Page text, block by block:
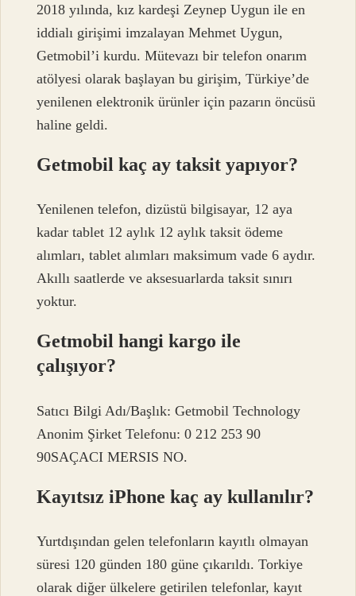
2018 yılında, kız kardeşi Zeynep Uygun ile en
iddialı girişimi imzalayan Mehmet Uygun,
Getmobil’i kurdu. Mütevazı bir telefon onarım
atölyesi olarak başlayan bu girişim, Türkiye’de
yenilenen elektronik ürünler için pazarın öncüsü
haline geldi.
Getmobil kaç ay taksit yapıyor?
Yenilenen telefon, dizüstü bilgisayar, 12 aya
kadar tablet 12 aylık 12 aylık taksit ödeme
alımları, tablet alımları maksimum vade 6 aydır.
Akıllı saatlerde ve aksesuarlarda taksit sınırı
yoktur.
Getmobil hangi kargo ile
çalışıyor?
Satıcı Bilgi Adı/Başlık: Getmobil Technology
Anonim Şirket Telefonu: 0 212 253 90
90SAÇACI MERSIS NO.
Kayıtsız iPhone kaç ay kullanılır?
Yurtdışından gelen telefonların kayıtlı olmayan
süresi 120 günden 180 güne çıkarıldı. Torkiye
olarak diğer ülkelere getirilen telefonlar, kayıt